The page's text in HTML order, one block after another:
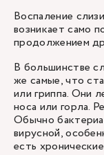
Воспаление
возникает само
продолжением
В большинстве
же самые, что
или гриппа. Они
носа или горла.
Обычно
вирусной,
есть